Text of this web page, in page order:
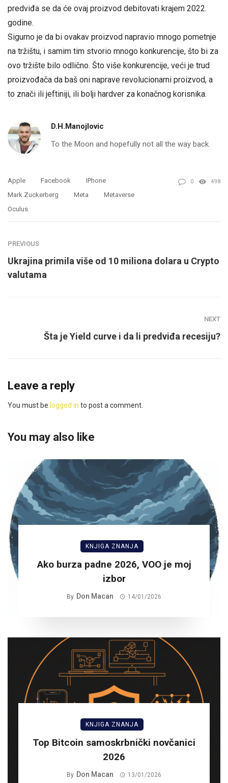
predviđa se da će ovaj proizvod debitovati krajem 2022.
godine.
Sigurno je da bi ovakav proizvod napravio mnogo pometnje
na tržištu, i samim tim stvorio mnogo konkurencije, što bi za
ovo tržište bilo odlično. Što više konkurencije, veći je trud
proizvođača da baš oni naprave revolucionarni proizvod, a
to znači ili jeftiniji, ili bolji hardver za konačnog korisnika.
D.H.Manojlovic
To the Moon and hopefully not all the way back.
Apple Facebook
IPhone
Mark Zuckerberg
Meta
Metaverse
Oculus
0 498
PREVIOUS
Ukrajina primila više od 10 miliona dolara u Crypto
valutama
NEXT
Šta je Yield curve i da li predviđa recesiju?
Leave a reply
You must be logged in to post a comment.
You may also like
KNJIGA ZNANJA
Ako burza padne 2026, VOO je moj
izbor
By Don Macan 14/01/2026
KNJIGA ZNANJA
Top Bitcoin samoskrbnički novčanici
2026
By Don Macan 13/01/2026